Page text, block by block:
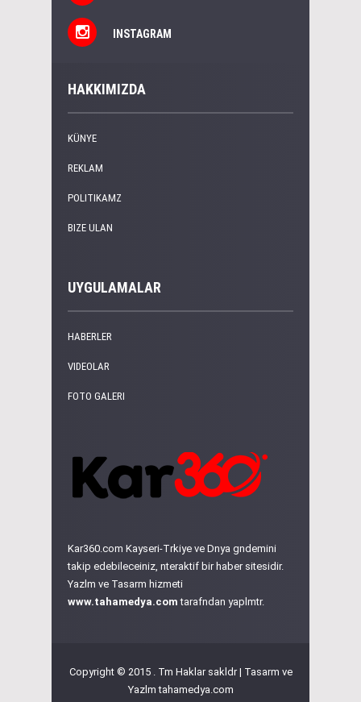
INSTAGRAM
HAKKIMIZDA
KÜNYE
REKLAM
POLITIKAMZ
BIZE ULAN
UYGULAMALAR
HABERLER
VIDEOLAR
FOTO GALERI
Kar360.com Kayseri-Trkiye ve Dnya gndemini
takip edebileceiniz, nteraktif bir haber sitesidir.
Yazlm ve Tasarm hizmeti
www.tahamedya.com tarafndan yaplmtr.
Copyright © 2015 . Tm Haklar sakldr | Tasarm ve
Yazlmtahamedya.com